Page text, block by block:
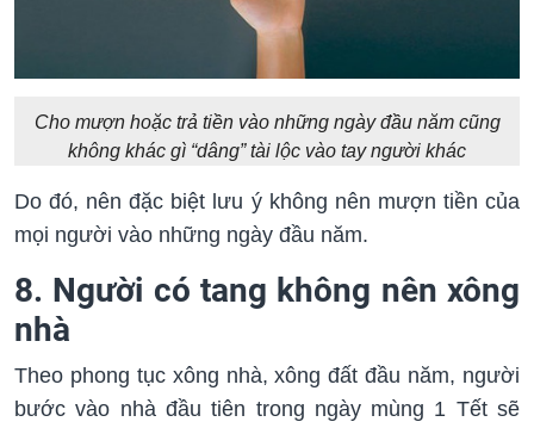
Cho mượn hoặc trả tiền vào những ngày đầu năm cũng
không khác gì “dâng” tài lộc vào tay người khác
Do đó, nên đặc biệt lưu ý không nên mượn tiền của
mọi người vào những ngày đầu năm.
8. Người có tang không nên xông
nhà
Theo phong tục xông nhà, xông đất đầu năm, người
bước vào nhà đầu tiên trong ngày mùng 1 Tết sẽ